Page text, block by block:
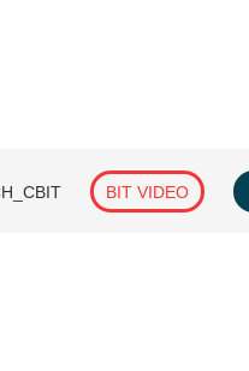
BIT VIDEO